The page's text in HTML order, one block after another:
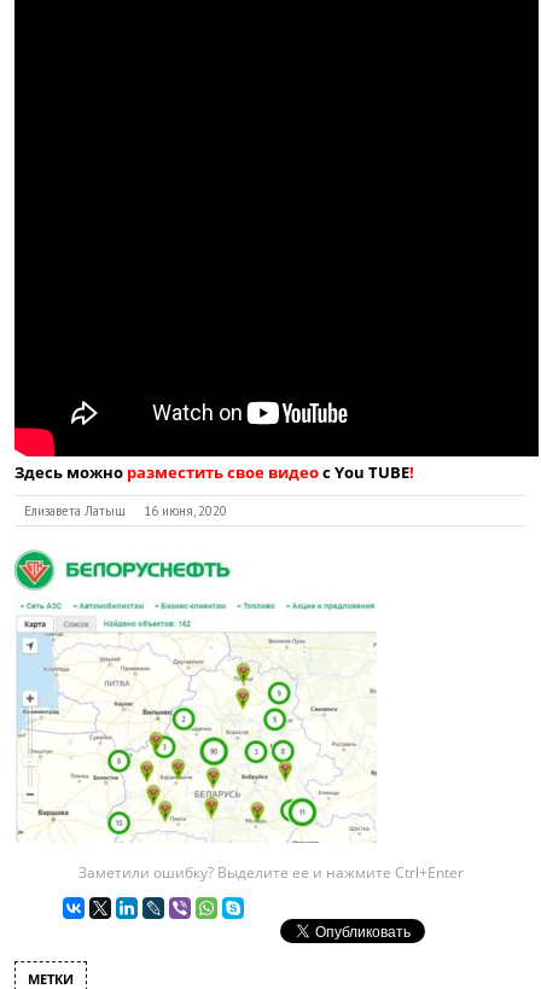
Здесь можно разместить свое видеос You TUBE!
Елизавета Латыш 16 июня, 2020
Заметили ошибку? Выделите ее и нажмите Ctrl+Enter
МЕТКИ